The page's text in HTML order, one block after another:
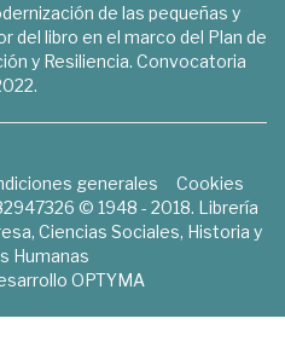
de las pequeñas y
del libro en el marco del Plan de
y Resiliencia. Convocatoria
generales
Cookies
© 1948 - 2018. Librería
Ciencias Sociales, Historia y
Humanas
OPTYMA